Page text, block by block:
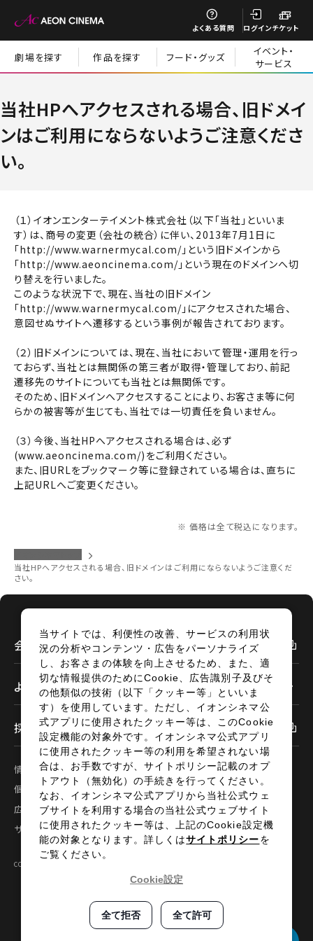
よくある質問 ログインチケット
閉じる
チケット購入
チケットの購入は下記リンクより、劇場を選択の上、ご覧にな
りたい作品を選択しご購入ください。
他の劇場で購入される方はボタン下のリンクから劇場の選択へ
お進みください。
劇場を選択する
無料のワタシアターライト会員もあります。
チケットの予約状況の確認及び予約を変更したい場合は、
下記リンクよりご確認ください。
予約を確認する
予約を変更する
閉じる
劇場を探す 作品を探す フード・グッズ
イベント・
サービス
当社HPへアクセスされる場合、旧ドメイ
ンはご利用にならないようご注意くださ
い。
（１）イオンエンターテイメント株式会社（以下「当社」といいま
す）は、商号の変更（会社の統合）に伴い、2013年7月1日に
「http://www.warnermycal.com/」という旧ドメインから
「http://www.aeoncinema.com/」という現在のドメインへ切
り替えを行いました。
このような状況下で、現在、当社の旧ドメイン
「http://www.warnermycal.com/」にアクセスされた場合、
意図せぬサイトへ遷移するという事例が報告されております。
（２）旧ドメインについては、現在、当社において管理・運用を行っ
ておらず、当社とは無関係の第三者が取得・管理しており、前記
遷移先のサイトについても当社とは無関係です。
そのため、旧ドメインへアクセスすることにより、お客さま等に何
らかの被害等が生じても、当社では一切責任を負いません。
（３）今後、当社HPへアクセスされる場合は、必ず
(www.aeoncinema.com/)をご利用ください。
また、旧URLをブックマーク等に登録されている場合は、直ちに
上記URLへご変更ください。
※ 価格は全て税込になります。
当社HPへアクセスされる場合、旧ドメインはご利用にならないようご注意くだ
さい。
会社情報
よくあるご質問
採用情報
情報セキュリティ
サイトポリシー
個人情報の取扱い
お問い合わせ
広告掲載
特定商取引法に基づく表示
サイトマップ
COPYRIGHT©2024 AEON ENTERTAINMENT CO.,LTD ALL RIGHTS RESERVED.
閉じる
閉じる
劇場を変更しますか？
劇場を変更すると、STEP2以降で選択いただいた情報は解除
されます。
閉じる
閉じる
上映日を変更しますか？
上映日を変更すると、STEP3以降で選択いただいた情報は解
除されます。
閉じる
当サイトでは、利便性の改善、サービスの利用状
況の分析やコンテンツ・広告をパーソナライズ
し、お客さまの体験を向上させるため、また、適
切な情報提供のためにCookie、広告識別子及びそ
の他類似の技術（以下「クッキー等」といいま
す）を使用しています。ただし、イオンシネマ公
式アプリに使用されたクッキー等は、このCookie
設定機能の対象外です。イオンシネマ公式アプリ
に使用されたクッキー等の利用を希望されない場
合は、お手数ですが、サイトポリシー記載のオプ
トアウト（無効化）の手続きを行ってください。
なお、イオンシネマ公式アプリから当社公式ウェ
ブサイトを利用する場合の当社公式ウェブサイト
に使用されたクッキー等は、上記のCookie設定機
能の対象となります。詳しくはサイトポリシーを
ご覧ください。
Cookie設定
全て拒否 全て許可